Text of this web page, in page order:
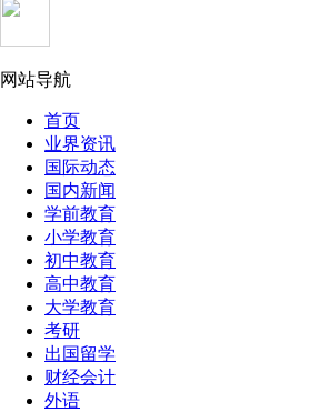
网站导航
首页
业界资讯
国际动态
国内新闻
学前教育
小学教育
初中教育
高中教育
大学教育
考研
出国留学
财经会计
外语